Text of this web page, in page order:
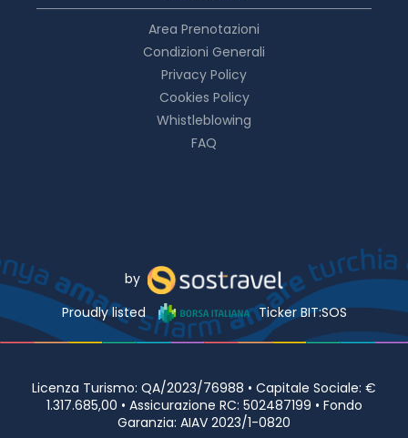
Area Prenotazioni
Condizioni Generali
Privacy Policy
Cookies Policy
Whistleblowing
FAQ
by
Proudly listed
Ticker BIT:SOS
Licenza Turismo: QA/2023/76988 • Capitale Sociale: €
1.317.685,00 • Assicurazione RC: 502487199 • Fondo
Garanzia: AIAV 2023/1-0820